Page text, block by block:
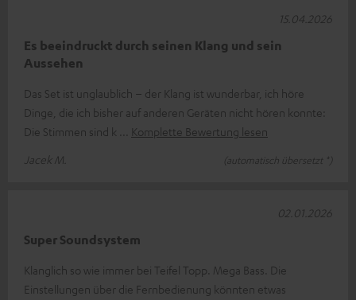
Es beeindruckt durch seinen Klang und sein
Aussehen
Das Set ist unglaublich – der Klang ist wunderbar, ich höre
Dinge, die ich bisher auf anderen Geräten nicht hören konnte:
Die Stimmen sind k
Komplette Bewertung lesen
Jacek M.
(automatisch übersetzt *)
15.04.2026
Super Soundsystem
Klanglich so wie immer bei Teifel Topp. Mega Bass. Die
Einstellungen über die Fernbedienung könnten etwas
02.01.2026